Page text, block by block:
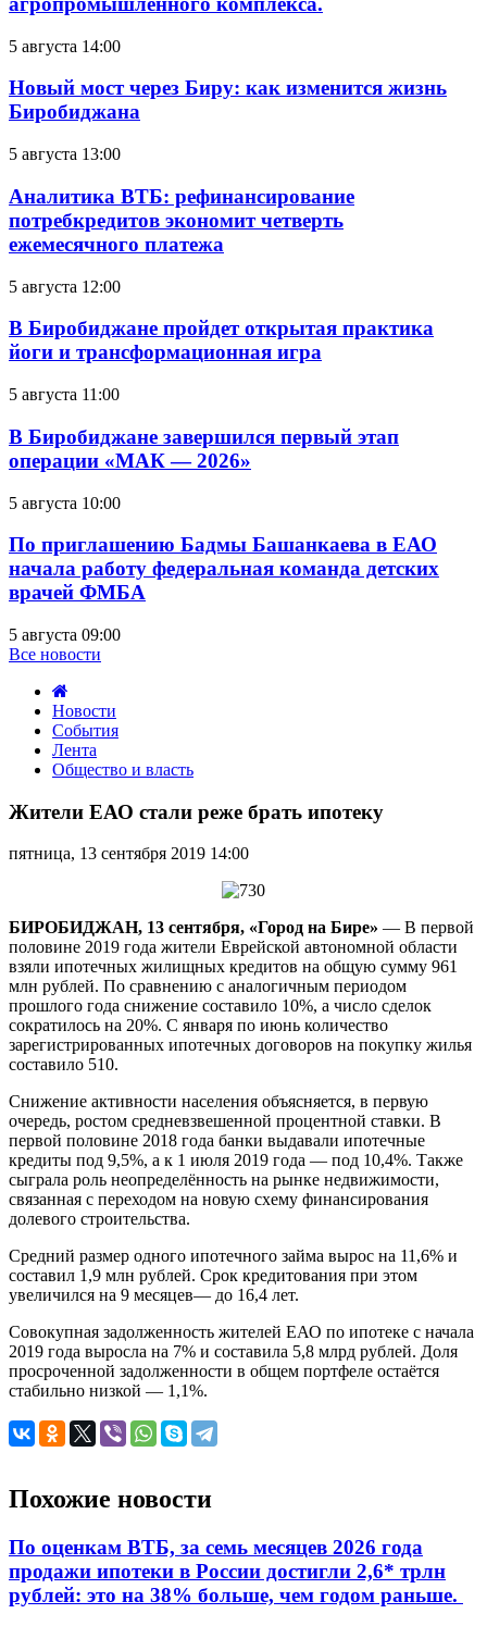
5 августа 14:00
Новый мост через Биру: как изменится жизнь
Биробиджана
5 августа 13:00
Аналитика ВТБ: рефинансирование
потребкредитов экономит четверть
ежемесячного платежа
5 августа 12:00
В Биробиджане пройдет открытая практика
йоги и трансформационная игра
5 августа 11:00
В Биробиджане завершился первый этап
операции «МАК — 2026»
5 августа 10:00
По приглашению Бадмы Башанкаева в ЕАО
начала работу федеральная команда детских
врачей ФМБА
5 августа 09:00
Все новости
Новости
События
Лента
Общество и власть
ЕАО
реже
брать
Жители ЕАО стали реже брать ипотеку
пятница, 13 сентября 2019 14:00
БИРОБИДЖАН, 13 сентября, «Город на Бире» — В первой
половине 2019 года жители Еврейской автономной области
взяли ипотечных жилищных кредитов на общую сумму 961
млн рублей. По сравнению с аналогичным периодом
прошлого года снижение составило 10%, а число сделок
сократилось на 20%. С января по июнь количество
зарегистрированных ипотечных договоров на покупку жилья
составило 510.
Снижение активности населения объясняется, в первую
очередь, ростом средневзвешенной процентной ставки. В
первой половине 2018 года банки выдавали ипотечные
кредиты под 9,5%, а к 1 июля 2019 года — под 10,4%. Также
сыграла роль неопределённость на рынке недвижимости,
связанная с переходом на новую схему финансирования
долевого строительства.
Средний размер одного ипотечного займа вырос на 11,6% и
составил 1,9 млн рублей. Срок кредитования при этом
увеличился на 9 месяцев— до 16,4 лет.
Совокупная задолженность жителей ЕАО по ипотеке с начала
2019 года выросла на 7% и составила 5,8 млрд рублей. Доля
просроченной задолженности в общем портфеле остаётся
стабильно низкой — 1,1%.
Похожие новости
По оценкам ВТБ, за семь месяцев 2026 года
продажи ипотеки в России достигли 2,6* трлн
рублей: это на 38% больше, чем годом раньше.